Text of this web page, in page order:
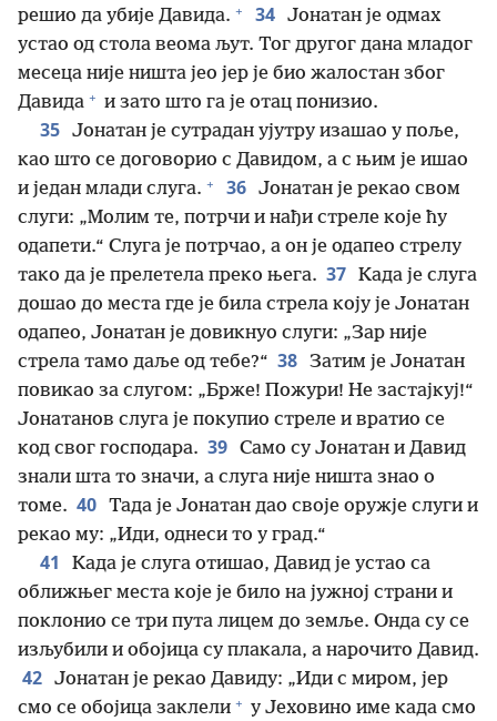
решио да убије Давида. + 34 Јонатан је одмах
устао од стола веома љут. Тог другог дана младог
месеца није ништа јео јер је био жалостан због
Давида + и зато што га је отац понизио.
35 Јонатан је сутрадан ујутру изашао у поље,
као што се договорио с Давидом, а с њим је ишао
и један млади слуга. + 36 Јонатан је рекао свом
слуги: „Молим те, потрчи и нађи стреле које ћу
одапети.“ Слуга је потрчао, а он је одапео стрелу
тако да је прелетела преко њега. 37 Када је слуга
дошао до места где је била стрела коју је Јонатан
одапео, Јонатан је довикнуо слуги: „Зар није
стрела тамо даље од тебе?“ 38 Затим је Јонатан
повикао за слугом: „Брже! Пожури! Не застајкуј!“
Јонатанов слуга је покупио стреле и вратио се
код свог господара. 39 Само су Јонатан и Давид
знали шта то значи, а слуга није ништа знао о
томе. 40 Тада је Јонатан дао своје оружје слуги и
рекао му: „Иди, однеси то у град.“
41
Када је слуга отишао, Давид је устао са
оближњег места које је било на јужној страни и
поклонио се три пута лицем до земље. Онда су се
изљубили и обојица су плакала, а нарочито Давид.
42 Јонатан је рекао Давиду: „Иди с миром, јер
смо се обојица заклели + у Јеховино име када смо